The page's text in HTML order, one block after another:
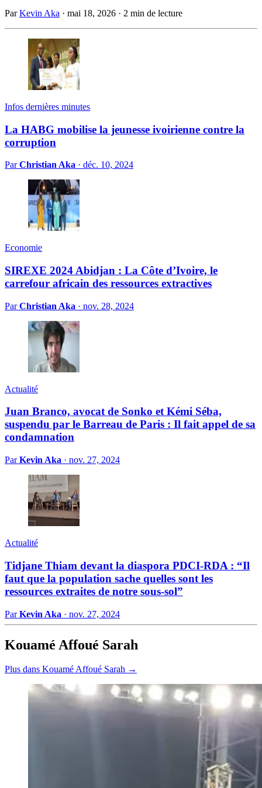
ParKevin Aka · mai 18, 2026 · 2 min de lecture
Infos dernières minutes
La HABG mobilise la jeunesse ivoirienne contre la
corruption
ParChristian Aka · déc. 10, 2024
Economie
SIREXE 2024 Abidjan : La Côte d’Ivoire, le
carrefour africain des ressources extractives
ParChristian Aka · nov. 28, 2024
Actualité
Juan Branco, avocat de Sonko et Kémi Séba,
suspendu par le Barreau de Paris : Il fait appel de sa
condamnation
ParKevin Aka · nov. 27, 2024
Actualité
Tidjane Thiam devant la diaspora PDCI-RDA : “Il
faut que la population sache quelles sont les
ressources extraites de notre sous-sol”
ParKevin Aka · nov. 27, 2024
Kouamé Affoué Sarah
Plus dans Kouamé Affoué Sarah →